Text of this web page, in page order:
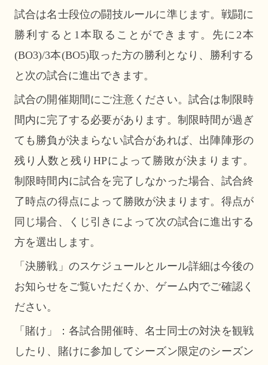
試合は名士段位の闘技ルールに準じます。戦闘に
勝利すると1本取ることができます。先に2本
(BO3)/3本(BO5)取った方の勝利となり、勝利する
と次の試合に進出できます。
試合の開催期間にご注意ください。試合は制限時
間内に完了する必要があります。制限時間が過ぎ
ても勝負が決まらない試合があれば、出陣陣形の
残り人数と残りHPによって勝敗が決まります。
制限時間内に試合を完了しなかった場合、試合終
了時点の得点によって勝敗が決まります。得点が
同じ場合、くじ引きによって次の試合に進出する
方を選出します。
「決勝戦」のスケジュールとルール詳細は今後の
お知らせをご覧いただくか、ゲーム内でご確認く
ださい。
「賭け」：各試合開催時、名士同士の対決を観戦
したり、賭けに参加してシーズン限定のシーズン